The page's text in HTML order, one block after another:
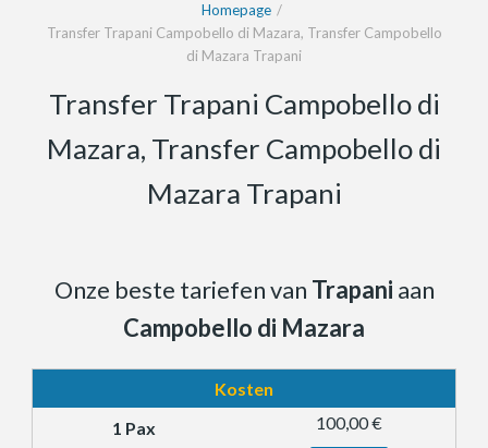
Homepage
Transfer Trapani Campobello di Mazara, Transfer Campobello
di Mazara Trapani
Transfer Trapani Campobello di
Mazara, Transfer Campobello di
Mazara Trapani
Onze beste tariefen van Trapani aan
Campobello di Mazara
Kosten
100,00 €